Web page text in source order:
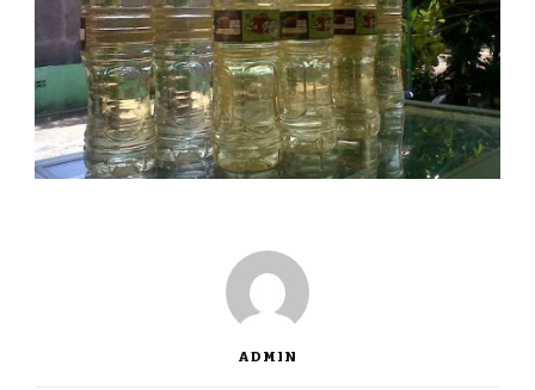
ADMIN